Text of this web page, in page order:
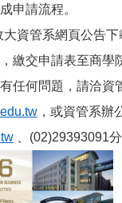
申請流程。
資管系網頁公告下
繳交申請表至商學
任何問題，請洽資
，或資管系辦
、(02)29393091